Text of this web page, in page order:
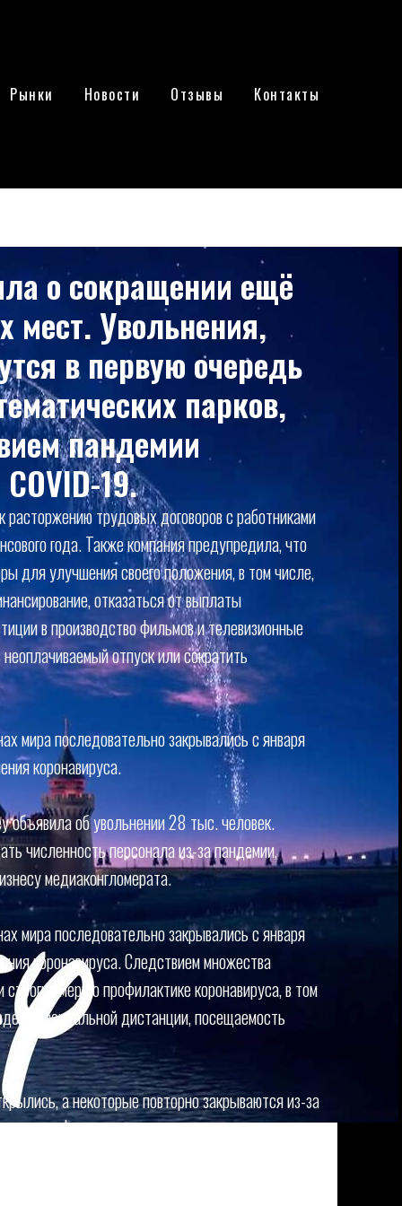
Рынки Новости Отзывы Контакты
о сокращении ещё
мест. Увольнения,
в первую очередь
парков,
пандемии
19.
расторжению трудовых договоров с работниками
года. Также компания предупредила, что
для улучшения своего положения, в том числе,
отказаться от выплаты
в производство фильмов и телевизионные
отпуск или сократить
мира последовательно закрывались с января
коронавируса.
объявила об увольнении 28 тыс. человек.
численность персонала из-за пандемии,
медиаконгломерата.
мира последовательно закрывались с января
коронавируса. Следствием множества
мер по профилактике коронавируса, в том
социальной дистанции, посещаемость
а некоторые повторно закрываются из-за
во Франции.